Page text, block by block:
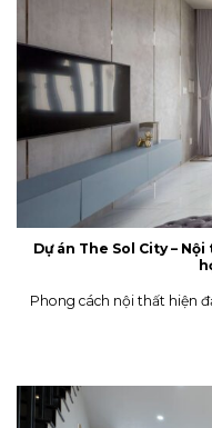
Dự án The Sol City –
Phong cách nội thất hiện